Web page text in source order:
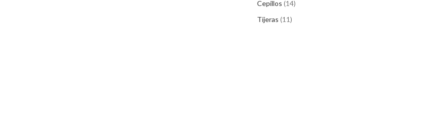
Cepillos 14
Tijeras 11